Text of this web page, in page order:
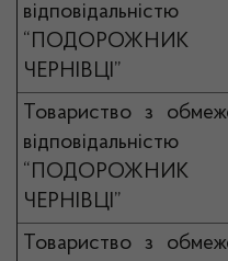
відповідальністю
“ПОДОРОЖНИК
ЧЕРНІВЦІ”
Товариство з
відповідальністю
“ПОДОРОЖНИК
ЧЕРНІВЦІ”
Товариство з